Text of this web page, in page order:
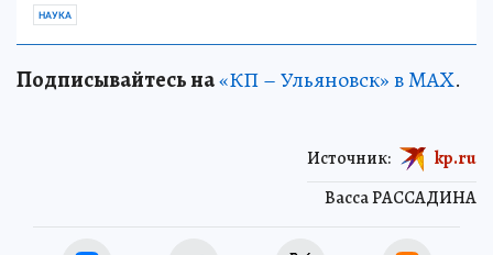
НАУКА
Подписывайтесь на«КП – Ульяновск» в MAX.
Васса РАССАДИНА
Источник: kp.ru